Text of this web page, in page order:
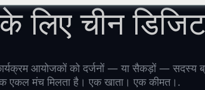
चीन
आयोजकों को दर्जनों — या सैकड़ों — सदस्य
एकल मंच मिलता है। एक खाता। एक कीमत।.